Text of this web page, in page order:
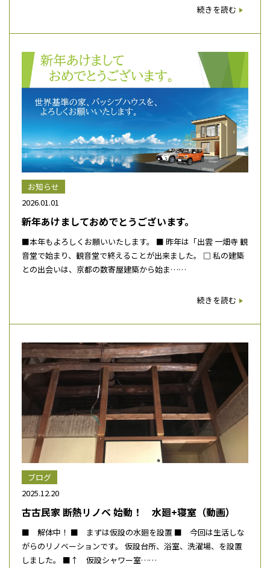
続きを読む
お知らせ
2026.01.01
新年あけましておめでとうございます。
■本年もよろしくお願いいたします。 ■ 昨年は「出雲 一畑寺 観
音堂で始まり、観音堂で終えることが出来ました。 □ 私の建築
との出会いは、京都の数寄屋建築から始ま……
続きを読む
ブログ
2025.12.20
古古民家 断熱リノベ 始動！ 水廻+寝室（動画）
■ 解体中！ ■ まずは仮設の水廻を設置 ■ 今回は生活しな
がらのリノベーションです。 仮設台所、浴室、洗濯場、を設置
しました。 ■↑ 仮設シャワー室……